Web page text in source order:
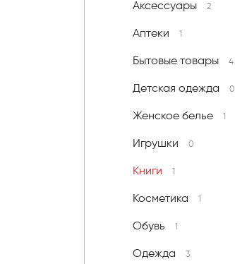
Аксессуары 2
Аптеки 1
Бытовые товары 4
Детская одежда 0
Женское белье 1
Игрушки 0
Книги 1
Косметика 1
Обувь 1
Одежда 3